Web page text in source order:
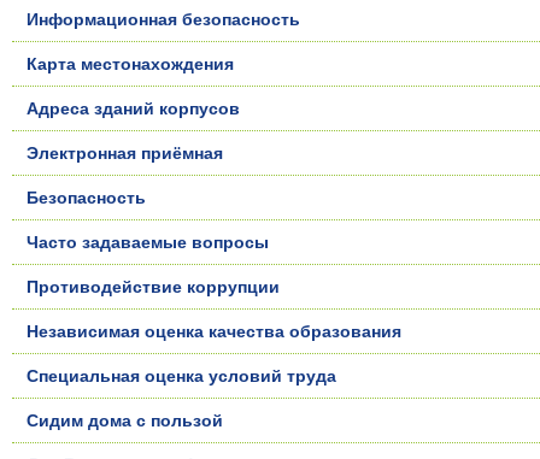
Информационная безопасность
Карта местонахождения
Адреса зданий корпусов
Электронная приёмная
Безопасность
Часто задаваемые вопросы
Противодействие коррупции
Независимая оценка качества образования
Специальная оценка условий труда
Сидим дома с пользой